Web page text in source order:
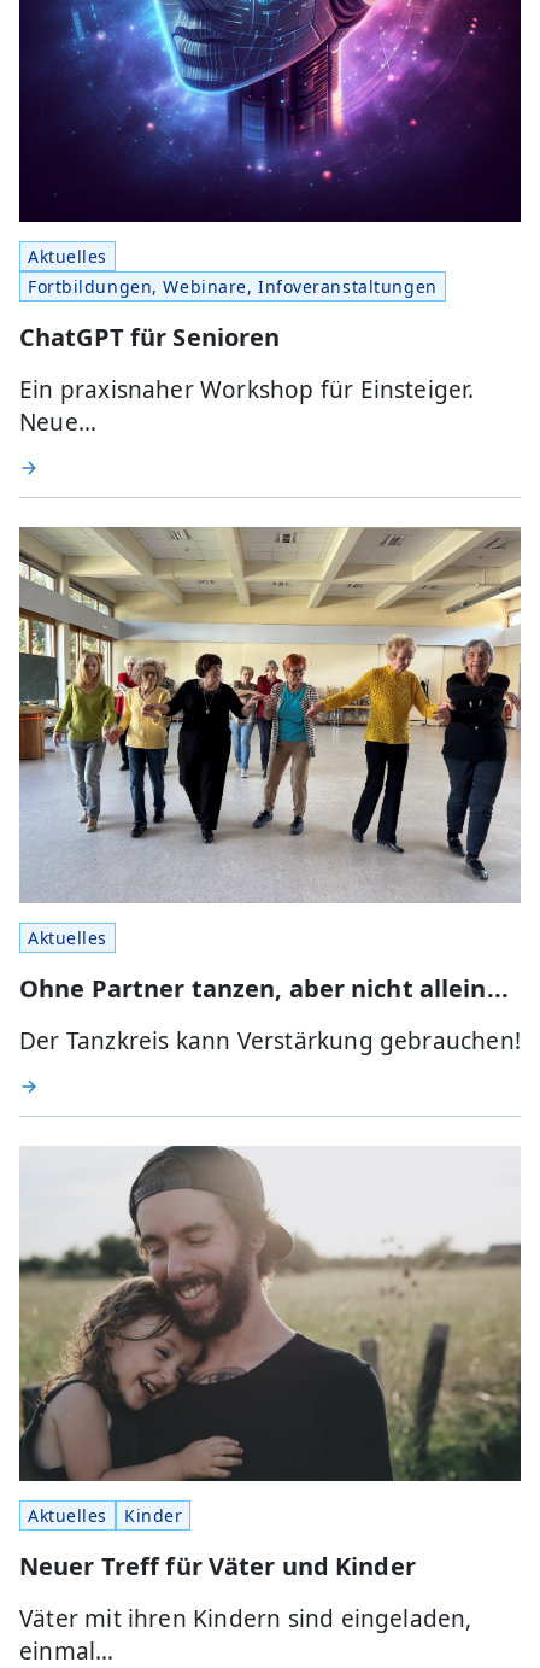
Aktuelles
Fortbildungen, Webinare, Infoveranstaltungen
ChatGPT für Senioren
Ein praxisnaher Workshop für Einsteiger.
Neue…
Aktuelles
Ohne Partner tanzen, aber nicht allein...
Der Tanzkreis kann Verstärkung gebrauchen!
Aktuelles Kinder
Neuer Treff für Väter und Kinder
Väter mit ihren Kindern sind eingeladen,
einmal…